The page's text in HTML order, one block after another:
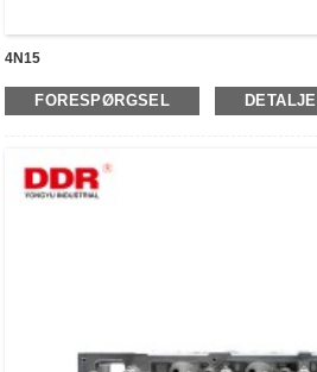
4N15
FORESPØRGSEL DETALJE